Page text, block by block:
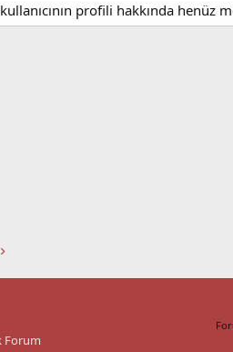
profili hakkında henüz
Forum